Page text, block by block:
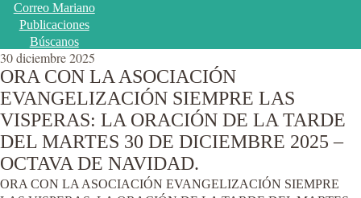
Correo Mariano
Publicaciones
Búscanos
30 diciembre 2025
ORA CON LA ASOCIACIÓN
EVANGELIZACIÓN SIEMPRE LAS
VISPERAS: LA ORACIÓN DE LA TARDE
DEL MARTES 30 DE DICIEMBRE 2025 –
OCTAVA DE NAVIDAD.
ORA CON LA ASOCIACIÓN EVANGELIZACIÓN SIEMPRE